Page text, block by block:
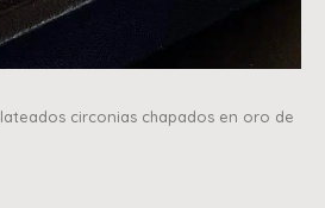
circonias chapados en oro de